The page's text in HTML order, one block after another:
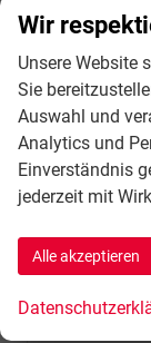
Alfa
Audi
BMW
BYD
Cupra
Wir
Unsere Website
Sie
Auswahl und
Analytics und
Einverständnis
jederzeit mit
Alle akzeptieren